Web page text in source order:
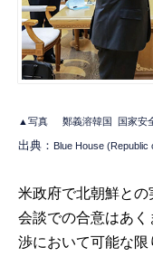
▲写真 鄭義溶韓国 国家安
出典： Blue House (Republic
米政府で北朝鮮と
会談での合意はあ
渉において可能な